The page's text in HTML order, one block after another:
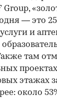
— это
и
там
этажах
около